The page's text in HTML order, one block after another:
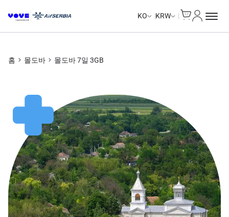
KO KRW
홈 몰도바 몰도바 7일 3GB